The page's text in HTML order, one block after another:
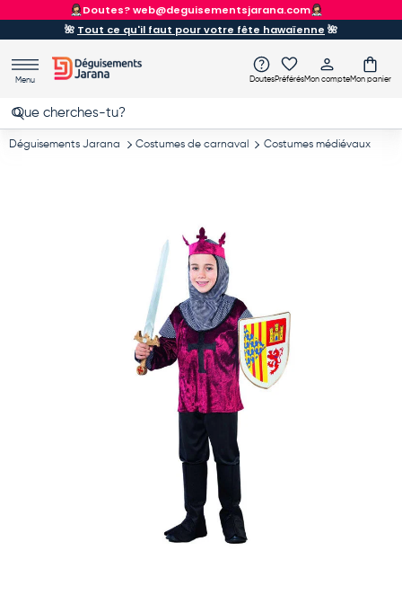
Aller au contenu
ENVOI GRATUITÀ partir de 90
🌺 Tout ce qu'il faut pour votre fête hawaïenne 🌺
Menu
Recherche
Rechercher
DoutesPréférésMon compteMon panier
Déguisements Jarana Costumes de carnaval Costumes médiévaux